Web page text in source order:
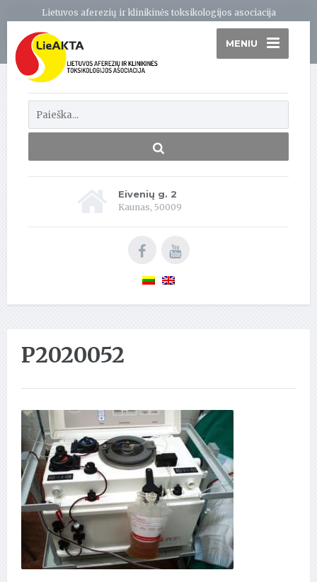
Lietuvos aferezių ir klinikinės toksikologijos asociacija
MENIU
Eivenių g. 2
Kaunas, 50009
P2020052